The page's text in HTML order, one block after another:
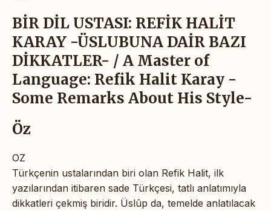
BİR DİL USTASI: REFİK HALİT
KARAY -ÜSLUBUNA DAİR BAZI
DİKKATLER- / A Master of
Language: Refik Halit Karay -
Some Remarks About His Style-
Öz
OZ
Türkçenin ustalarından biri olan Refik Halit, ilk
yazılarından itibaren sade Türkçesi, tatlı anlatımıyla
dikkatleri çekmiş biridir. Üslûp da, temelde anlatılacak